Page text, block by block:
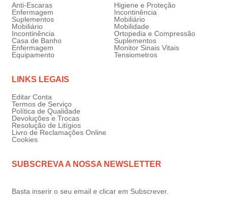
Anti-Escaras
Enfermagem
Suplementos
Mobiliário
Incontinência
Casa de Banho
Enfermagem
Equipamento
Higiene e Proteção
Incontinência
Mobiliário
Mobilidade
Ortopedia e Compressão
Suplementos
Monitor Sinais Vitais
Tensiometros
LINKS LEGAIS
Editar Conta
Termos de Serviço
Política de Qualidade
Devoluções e Trocas
Resolução de Litígios
Livro de Reclamações Online
Cookies
SUBSCREVA A NOSSA NEWSLETTER
Basta inserir o seu email e clicar em Subscrever.